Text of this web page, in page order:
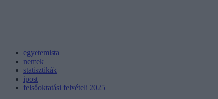
egyetemista
nemek
statisztikák
ipost
felsőoktatási felvételi 2025